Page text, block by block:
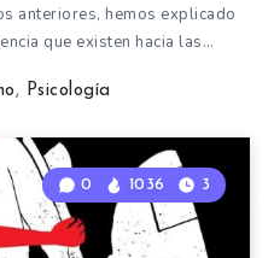
anteriores, hemos explicado
que existen hacia las…
, Psicología
0 1036 3